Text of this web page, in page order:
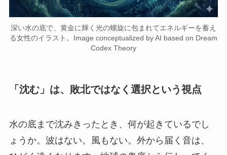
深い水の底で、黄金に輝く光の螺旋に包まれてエネルギーを蓄え
る女性のイラスト。Image conceptualized by AI based on Dream
Codex Theory
「沈む」は、敗北ではなく選択という視点
水の底まで沈みきったとき、何が起きているでし
ょうか。波はない。風もない。外から届く音は、